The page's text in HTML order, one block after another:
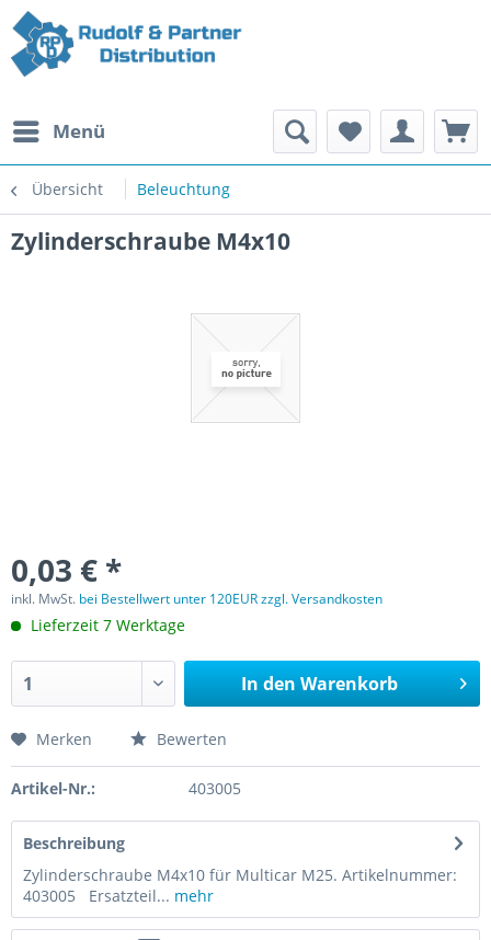
Menü
Übersicht Beleuchtung
Zylinderschraube M4x10
0,03 € *
inkl. MwSt. bei Bestellwert unter 120EUR zzgl. Versandkosten
Lieferzeit 7 Werktage
In den Warenkorb
Merken Bewerten
Artikel-Nr.: 403005
Beschreibung
Zylinderschraube M4x10 für Multicar M25. Artikelnummer:
403005 Ersatzteil... mehr